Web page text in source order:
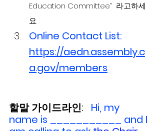
Education Committee”  라고하세
요.
Online Contact List:
https://aedn.assembly.c
a.gov/members
할말 가이드라인: Hi, my
name is ___________ and I